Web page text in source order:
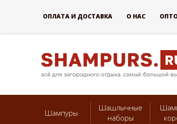
Шампуры
Шашлычные
наборы
ОПЛАТА И ДОСТАВКА О НАС